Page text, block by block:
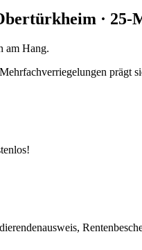
· 25-
am Hang.